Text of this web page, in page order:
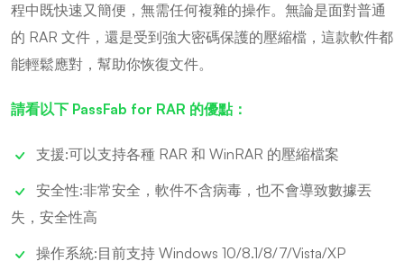
程中既快速又簡便，無需任何複雜的操作。無論是面對普通
的 RAR 文件，還是受到強大密碼保護的壓縮檔，這款軟件都
能輕鬆應對，幫助你恢復文件。
請看以下 PassFab for RAR 的優點：
支援:可以支持各種 RAR 和 WinRAR 的壓縮檔案
安全性:非常安全，軟件不含病毒，也不會導致數據丟
失，安全性高
操作系統:目前支持 Windows 10/8.1/8/7/Vista/XP